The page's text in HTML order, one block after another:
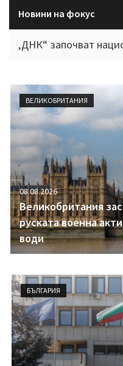
g
N
v
i
a
t
o
n
Новини на фокус
започват национално
ВЕЛИКОБРИТАНИЯ
08.08.2026
Великобритания
руската военна
води
БЪЛГАРИЯ